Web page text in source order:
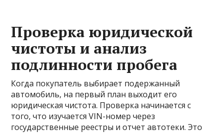
Проверка юридической
чистоты и анализ
подлинности пробега
Когда покупатель выбирает подержанный
автомобиль, на первый план выходит его
юридическая чистота. Проверка начинается с
того, что изучается VIN-номер через
государственные реестры и отчет автотеки. Это